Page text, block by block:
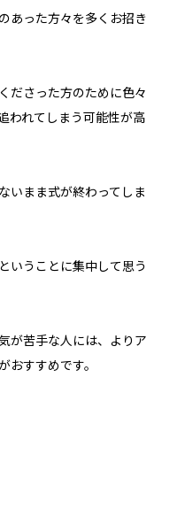
あった方々を多くお招き
ださった方のために色々
われてしまう可能性が高
いまま式が終わってしま
いうことに集中して思う
が苦手な人には、よりア
おすすめです。